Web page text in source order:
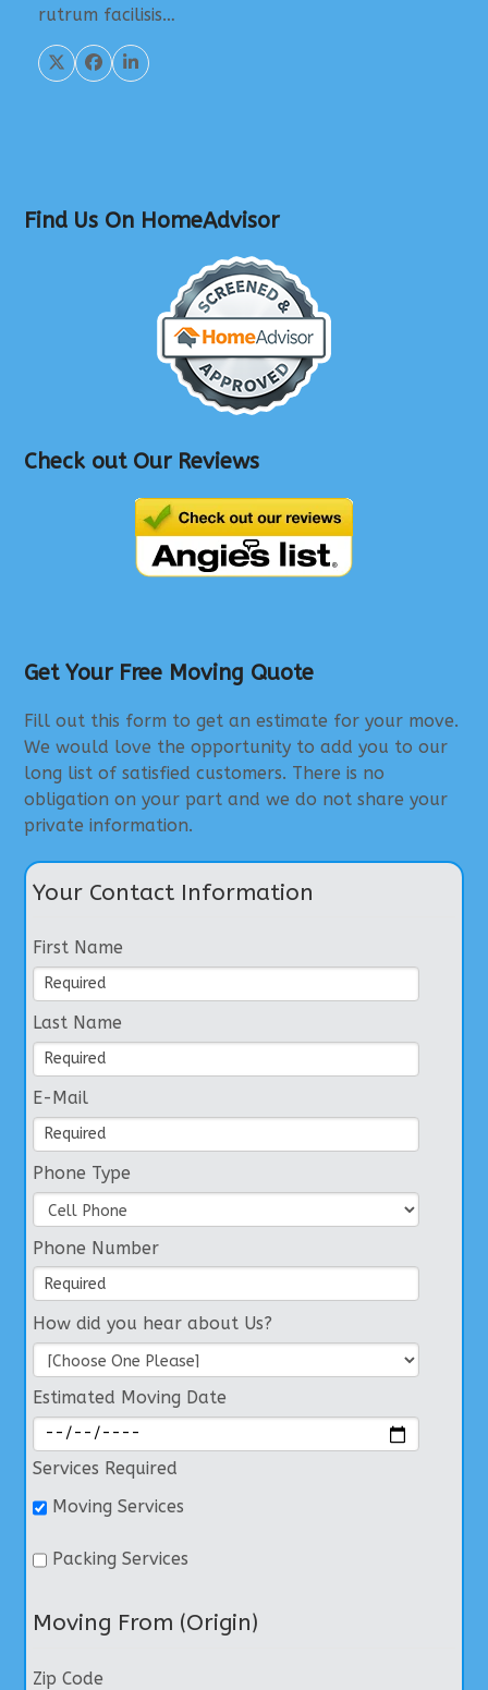
rutrum facilisis…
Find Us On HomeAdvisor
Check out Our Reviews
Get Your Free Moving Quote
Fill out this form to get an estimate for your move.
We would love the opportunity to add you to our
long list of satisfied customers. There is no
obligation on your part and we do not share your
private information.
Your Contact Information
First Name
Last Name
E-Mail
Phone Type
Phone Number
How did you hear about Us?
Estimated Moving Date
Services Required
Moving Services
Packing Services
Moving From (Origin)
Zip Code